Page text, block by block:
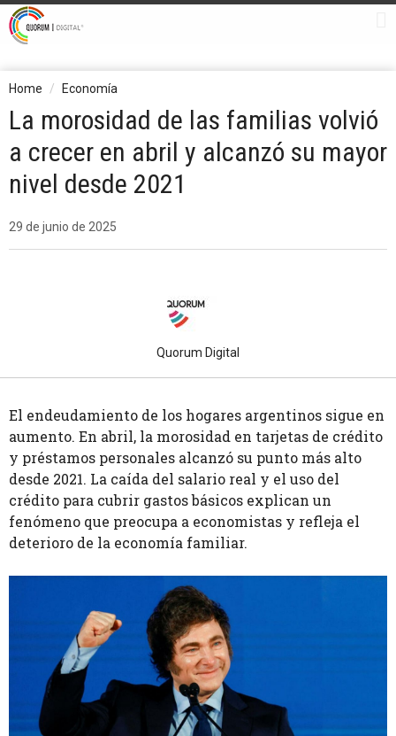
Home Economía
La morosidad de las familias volvió
a crecer en abril y alcanzó su mayor
nivel desde 2021
29 de junio de 2025
Quorum Digital
El endeudamiento de los hogares argentinos sigue en
aumento. En abril, la morosidad en tarjetas de crédito
y préstamos personales alcanzó su punto más alto
desde 2021. La caída del salario real y el uso del
crédito para cubrir gastos básicos explican un
fenómeno que preocupa a economistas y refleja el
deterioro de la economía familiar.